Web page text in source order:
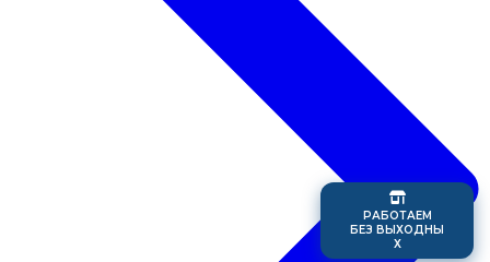
РАБОТАЕМ
БЕЗ ВЫХОДНЫ
Х